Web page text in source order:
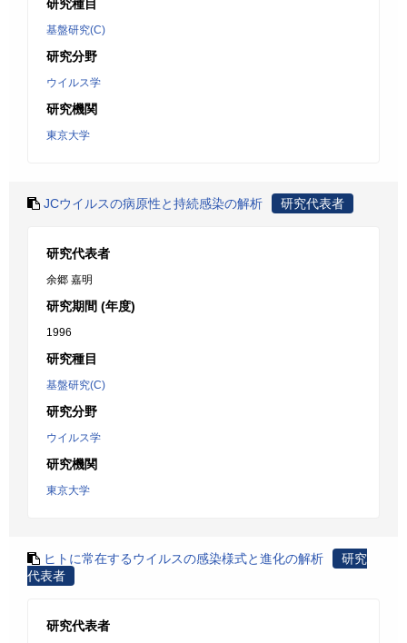
研究種目
基盤研究(C)
研究分野
ウイルス学
研究機関
東京大学
JCウイルスの病原性と持続感染の解析 研究代表者
研究代表者
余郷 嘉明
研究期間 (年度)
1996
研究種目
基盤研究(C)
研究分野
ウイルス学
研究機関
東京大学
ヒトに常在するウイルスの感染様式と進化の解析
研究
代表者
研究代表者